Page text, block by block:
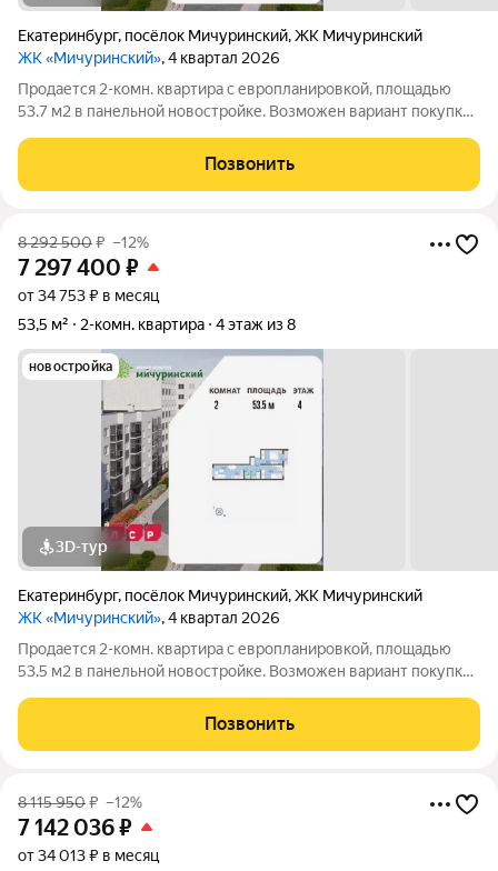
Екатеринбург, посёлок Мичуринский,ЖК Мичуринский
ЖК «Мичуринский», 4 квартал 2026
Продается 2-комн. квартира с европланировкой, площадью
53.7 м2 в панельной новостройке. Возможен вариант покупки
кухня 5.1 м2, отделка под ключ, лоджий - 1. Квартира
располагается на 5 этаже
Позвонить
8 292 500₽ –12%
7 297 400 ₽
от 34 753 ₽ в месяц
53,5 м²
2-комн. квартира 4 этаж из 8
новостройка
3D-тур
Екатеринбург, посёлок Мичуринский,ЖК Мичуринский
ЖК «Мичуринский», 4 квартал 2026
Продается 2-комн. квартира с европланировкой, площадью
53.5 м2 в панельной новостройке. Возможен вариант покупки
кухня 5.1 м2, отделка под ключ, лоджий - 1. Квартира
располагается на 4 этаже
Позвонить
8 115 950₽ –12%
7 142 036₽
от 34 013 ₽ в месяц